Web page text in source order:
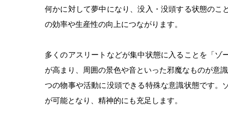
何かに対して夢中になり、没入・没頭する状態の
の効率や生産性の向上につながります。
多くのアスリートなどが集中状態に入ることを「
が高まり、周囲の景色や音といった邪魔なものが意
つの物事や活動に没頭できる特殊な意識状態です
が可能となり、精神的にも充足します。